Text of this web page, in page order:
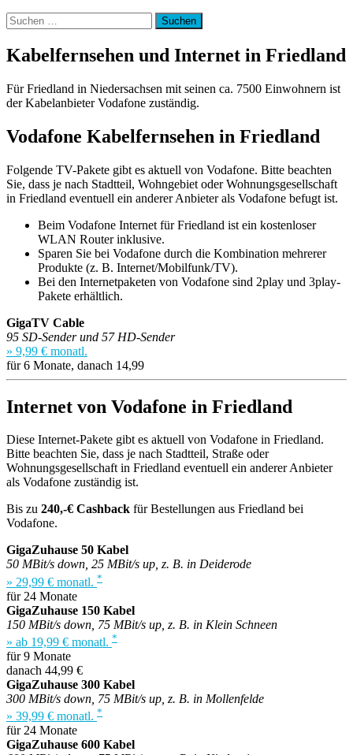
Suchen
nach:
Kabelfernsehen und Internet in Friedland
Für Friedland in Niedersachsen mit seinen ca. 7500 Einwohnern ist
der Kabelanbieter Vodafone zuständig.
Vodafone Kabelfernsehen in Friedland
Folgende TV-Pakete gibt es aktuell von Vodafone. Bitte beachten
Sie, dass je nach Stadtteil, Wohngebiet oder Wohnungsgesellschaft
in Friedland eventuell ein anderer Anbieter als Vodafone befugt ist.
Beim Vodafone Internet für Friedland ist ein kostenloser
WLAN Router inklusive.
Sparen Sie bei Vodafone durch die Kombination mehrerer
Produkte (z. B. Internet/Mobilfunk/TV).
Bei den Internetpaketen von Vodafone sind 2play und 3play-
Pakete erhältlich.
GigaTV Cable
95 SD-Sender und 57 HD-Sender
» 9,99 € monatl.
für 6 Monate, danach 14,99
Internet von Vodafone in Friedland
Diese Internet-Pakete gibt es aktuell von Vodafone in Friedland.
Bitte beachten Sie, dass je nach Stadtteil, Straße oder
Wohnungsgesellschaft in Friedland eventuell ein anderer Anbieter
als Vodafone zuständig ist.
Bis zu 240,-€ Cashback für Bestellungen aus Friedland bei
Vodafone.
GigaZuhause 50 Kabel
50 MBit/s down, 25 MBit/s up, z. B. in Deiderode
» 29,99 € monatl. *
für 24 Monate
GigaZuhause 150 Kabel
150 MBit/s down, 75 MBit/s up, z. B. in Klein Schneen
» ab 19,99 € monatl. *
für 9 Monate
danach 44,99 €
GigaZuhause 300 Kabel
300 MBit/s down, 75 MBit/s up, z. B. in Mollenfelde
» 39,99 € monatl. *
für 24 Monate
GigaZuhause 600 Kabel